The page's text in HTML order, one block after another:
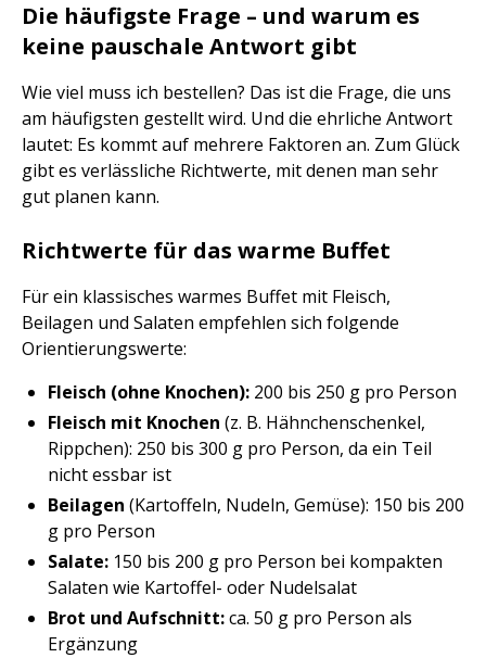
Die häufigste Frage – und warum es
keine pauschale Antwort gibt
Wie viel muss ich bestellen? Das ist die Frage, die uns
am häufigsten gestellt wird. Und die ehrliche Antwort
lautet: Es kommt auf mehrere Faktoren an. Zum Glück
gibt es verlässliche Richtwerte, mit denen man sehr
gut planen kann.
Richtwerte für das warme Buffet
Für ein klassisches warmes Buffet mit Fleisch,
Beilagen und Salaten empfehlen sich folgende
Orientierungswerte:
Fleisch (ohne Knochen): 200 bis 250 g pro Person
Fleisch mit Knochen (z. B. Hähnchenschenkel,
Rippchen): 250 bis 300 g pro Person, da ein Teil
nicht essbar ist
Beilagen (Kartoffeln, Nudeln, Gemüse): 150 bis 200
g pro Person
Salate: 150 bis 200 g pro Person bei kompakten
Salaten wie Kartoffel- oder Nudelsalat
Brot und Aufschnitt:ca. 50 g pro Person als
Ergänzung